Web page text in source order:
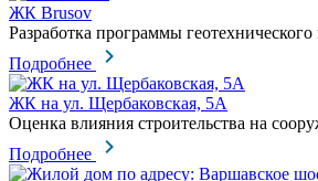
ЖК Brusov
Разработка программы
Подробнее
ЖК на ул. Щербаковская, 5А
Оценка влияния строительства на
Подробнее